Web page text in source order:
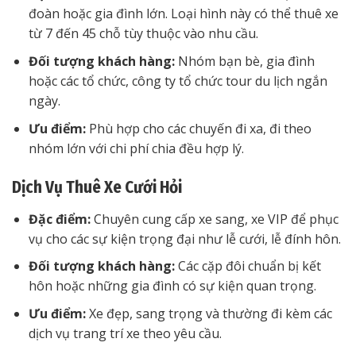
đoàn hoặc gia đình lớn. Loại hình này có thể thuê xe
từ 7 đến 45 chỗ tùy thuộc vào nhu cầu.
Đối tượng khách hàng:Nhóm bạn bè, gia đình
hoặc các tổ chức, công ty tổ chức tour du lịch ngắn
ngày.
Ưu điểm:Phù hợp cho các chuyến đi xa, đi theo
nhóm lớn với chi phí chia đều hợp lý.
Dịch Vụ Thuê Xe Cưới Hỏi
Đặc điểm:Chuyên cung cấp xe sang, xe VIP để phục
vụ cho các sự kiện trọng đại như lễ cưới, lễ đính hôn.
Đối tượng khách hàng:Các cặp đôi chuẩn bị kết
hôn hoặc những gia đình có sự kiện quan trọng.
Ưu điểm:Xe đẹp, sang trọng và thường đi kèm các
dịch vụ trang trí xe theo yêu cầu.